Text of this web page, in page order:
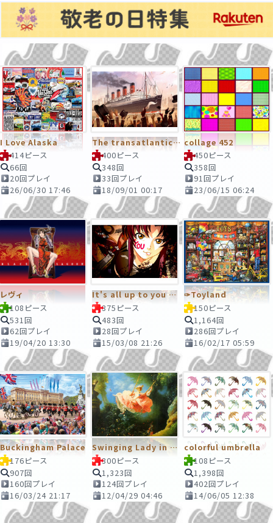
I Love Alaska
414ピース
66回
20回プレイ
26/06/30 17:46
The transatlantic ship
400ピース
348回
33回プレイ
18/09/01 00:17
collage 452
450ピース
358回
91回プレイ
23/06/15 06:24
レヴィ
108ピース
531回
62回プレイ
19/04/20 13:30
It's all up to you No one lives forever.
375ピース
483回
28回プレイ
15/03/08 21:26
✑Toyland
150ピース
1,164回
286回プレイ
16/02/17 05:59
Buckingham Palace
176ピース
907回
160回プレイ
16/03/24 21:17
Swinging Lady in Pink
300ピース
1,323回
124回プレイ
12/04/29 04:46
colorful umbrella
108ピース
1,398回
402回プレイ
14/06/05 12:38